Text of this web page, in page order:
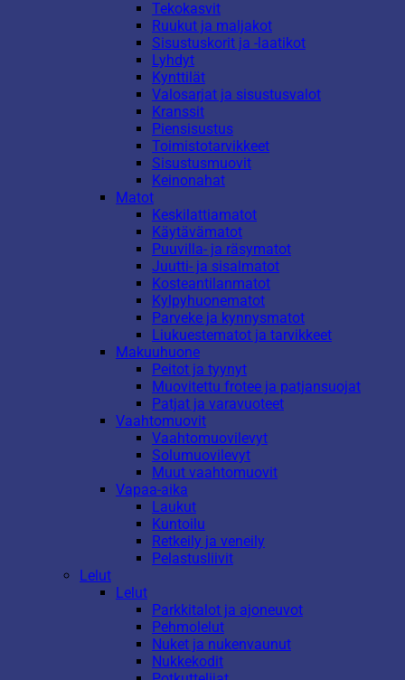
Tekokasvit
Ruukut ja maljakot
Sisustuskorit ja -laatikot
Lyhdyt
Kynttilät
Valosarjat ja sisustusvalot
Kranssit
Piensisustus
Toimistotarvikkeet
Sisustusmuovit
Keinonahat
Matot
Keskilattiamatot
Käytävämatot
Puuvilla- ja räsymatot
Juutti- ja sisalmatot
Kosteantilanmatot
Kylpyhuonematot
Parveke ja kynnysmatot
Liukuestematot ja tarvikkeet
Makuuhuone
Peitot ja tyynyt
Muovitettu frotee ja patjansuojat
Patjat ja varavuoteet
Vaahtomuovit
Vaahtomuovilevyt
Solumuovilevyt
Muut vaahtomuovit
Vapaa-aika
Laukut
Kuntoilu
Retkeily ja veneily
Pelastusliivit
Lelut
Lelut
Parkkitalot ja ajoneuvot
Pehmolelut
Nuket ja nukenvaunut
Nukkekodit